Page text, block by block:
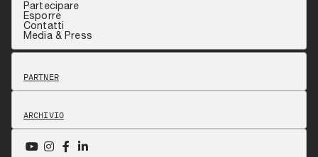
Partecipare
Esporre
Contatti
Media & Press
PARTNER
ARCHIVIO